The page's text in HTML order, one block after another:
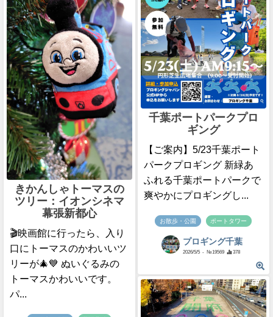
千葉ポートパークプロ
ギング
【ご案内】5/23千葉ポート
パークプロギング 新緑あ
ふれる千葉ポートパークで
爽やかにプロギングし...
お散歩・公園 ポートタワー
プロギング千葉
2026/5/5 - №19569 378
きかんしゃトーマスの
ツリー：イオンシネマ
幕張新都心
🎬映画館に行ったら、入り
口にトーマスのかわいいツ
リーが🎄💙 ぬいぐるみの
トーマスかわいいです。
パ...